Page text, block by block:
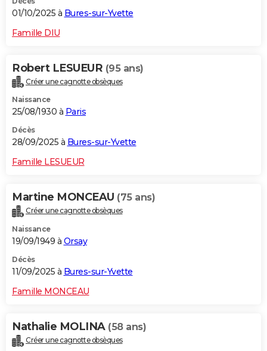
01/10/2025 à Bures-sur-Yvette
Famille DIU
Robert LESUEUR (95 ans)
Créer une cagnotte obsèques
Naissance
25/08/1930 à Paris
Décès
28/09/2025 à Bures-sur-Yvette
Famille LESUEUR
Martine MONCEAU (75 ans)
Créer une cagnotte obsèques
Naissance
19/09/1949 à Orsay
Décès
11/09/2025 à Bures-sur-Yvette
Famille MONCEAU
Nathalie MOLINA (58 ans)
Créer une cagnotte obsèques